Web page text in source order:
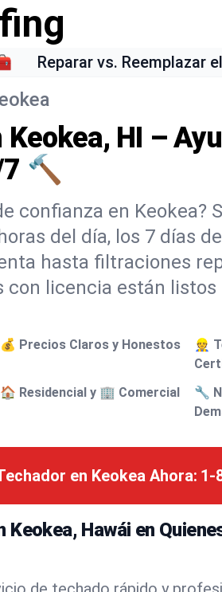
Reparar vs. Reemplazar
Keokea, HI –
🔨
confianza en Keokea?
del día, los 7 días
hasta filtraciones
con licencia están listos
💰 Precios Claros y Honestos
👷
🏠 Residencial y 🏢 Comercial
🔧
en Keokea Ahora: 1-
Hawái en